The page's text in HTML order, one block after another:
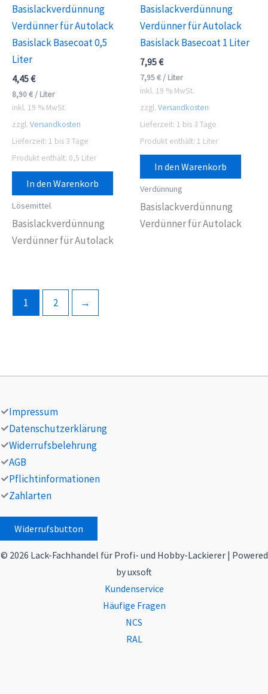
Basislackverdünnung
Verdünner für Autolack
Basislack Basecoat 0,5
Liter
4,45€
8,90€ / Liter
inkl. 19 % MwSt.
zzgl. Versandkosten
Lieferzeit: 1 bis 3 Tage
Produkt enthält: 0,5 Liter
In den Warenkorb
Lösemittel
Basislackverdünnung
Verdünner für Autolack
Basislackverdünnung
Verdünner für Autolack
Basislack Basecoat 1 Liter
7,95€
7,95€ / Liter
inkl. 19 % MwSt.
zzgl. Versandkosten
Lieferzeit: 1 bis 3 Tage
Produkt enthält: 1 Liter
In den Warenkorb
Verdünnung
Basislackverdünnung
Verdünner für Autolack
1 2 →
Impressum
Datenschutzerklärung
Widerrufsbelehrung
AGB
Pflichtinformationen
Zahlarten
Widerrufsbutton
© 2026 Lack-Fachhandel für Profi- und Hobby-Lackierer | Powered
by uxsoft
Kundenservice
Häufige Fragen
NCS
RAL